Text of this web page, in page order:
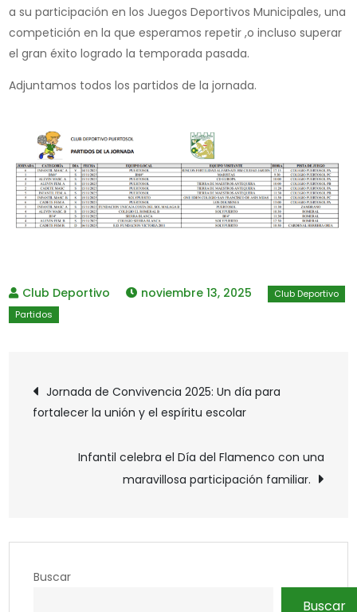
a su participación en los Juegos Deportivos Municipales, una
competición en la que esperamos repetir ,o incluso superar
el gran éxito logrado la temporada pasada.
Adjuntamos todos los partidos de la jornada.
noviembre 13, 2025
Navegación
de
entradas
Jornada de Convivencia 2025: Un día para
fortalecer la unión y el espíritu escolar
Infantil celebra el Día del Flamenco con una
maravillosa participación familiar.
Buscar
Buscar